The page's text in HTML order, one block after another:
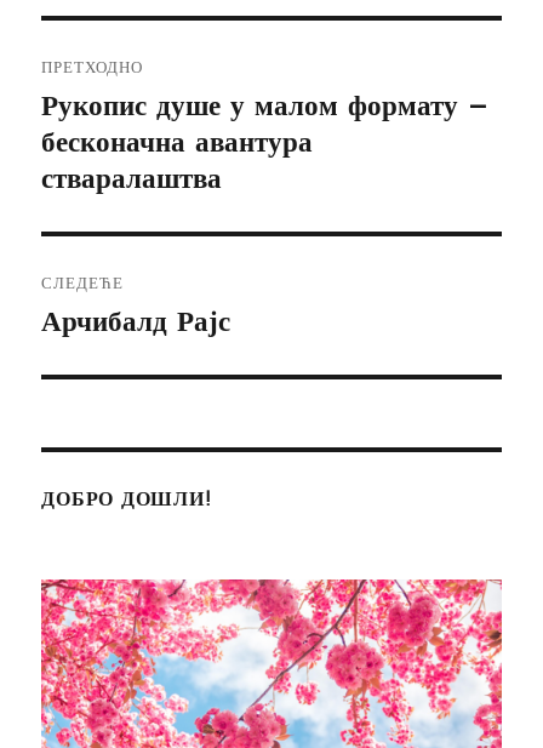
чланка
ПРЕТХОДНО
Претходни
чланак:
Рукопис душе у малом формату –
бесконачна авантура
стваралаштва
СЛЕДЕЋЕ
Следећи
Арчибалд Рајс
ДОБРО ДОШЛИ!